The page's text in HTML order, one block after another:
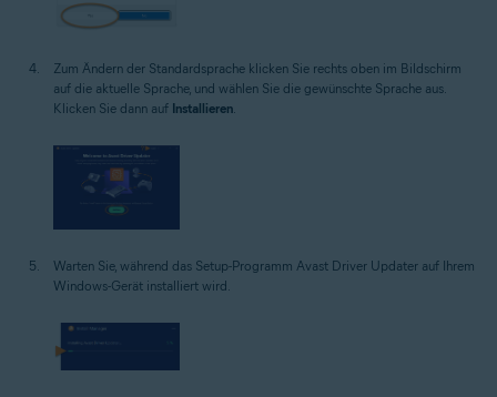
Zum Ändern der Standardsprache klicken Sie rechts oben im Bildschirm
auf die aktuelle Sprache, und wählen Sie die gewünschte Sprache aus.
Klicken Sie dann auf Installieren
Warten Sie, während das Setup-Programm Avast Driver Updater auf Ihrem
Windows-Gerät installiert wird.